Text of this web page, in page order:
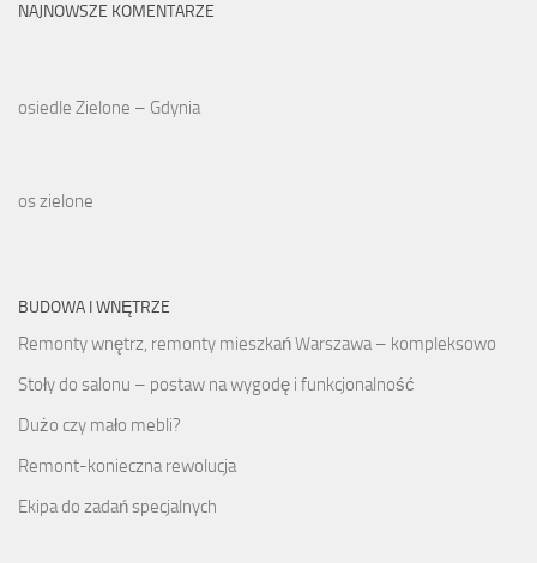
NAJNOWSZE KOMENTARZE
osiedle Zielone – Gdynia
os zielone
BUDOWA I WNĘTRZE
Remonty wnętrz, remonty mieszkań Warszawa – kompleksowo
Stoły do salonu – postaw na wygodę i funkcjonalność
Dużo czy mało mebli?
Remont-konieczna rewolucja
Ekipa do zadań specjalnych